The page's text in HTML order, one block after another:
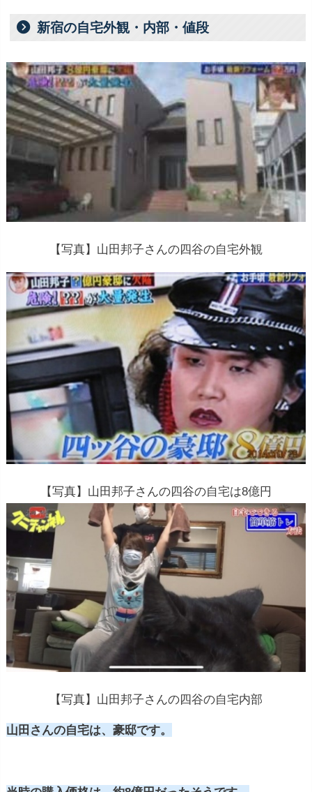
新宿の自宅外観・内部・値段
【写真】山田邦子さんの四谷の自宅外観
【写真】山田邦子さんの四谷の自宅は8億円
【写真】山田邦子さんの四谷の自宅内部
山田さんの自宅は、豪邸です。